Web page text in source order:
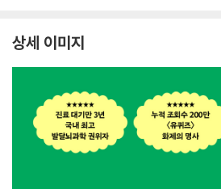
상세 이미지